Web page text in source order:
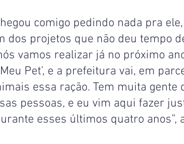
comigo pedindo nada pra
dos projetos que não deu tempo
vamos realizar já no próximo
Pet’, e a prefeitura vai, em
essa ração. Tem muita gente
pessoas, e eu vim aqui fazer
esses últimos quatro anos”,